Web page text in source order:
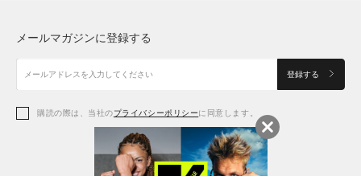
アクセサリー
アクセサリー
シューズ
アクセサリー
シューズ
メールマガジンに登録する
登録する
購読の際は、当社のプライバシーポリシーに同意します。